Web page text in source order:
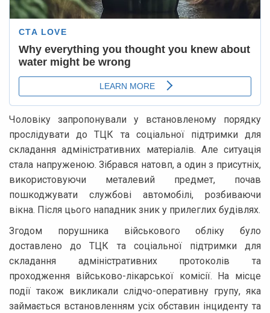
Чоловіку запропонували у встановленому порядку
прослідувати до ТЦК та соціальної підтримки для
складання адміністративних матеріалів. Але ситуація
стала напруженою. Зібрався натовп, а один з присутніх,
використовуючи металевий предмет, почав
пошкоджувати службові автомобілі, розбиваючи
вікна. Після цього нападник зник у прилеглих будівлях.
Згодом порушника військового обліку було
доставлено до ТЦК та соціальної підтримки для
складання адміністративних протоколів та
проходження військово-лікарської комісії. На місце
події також викликали слідчо-оперативну групу, яка
займається встановленням усіх обставин інциденту та